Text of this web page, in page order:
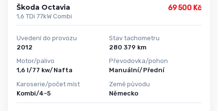
Škoda Octavia
1,6 TDi 77kW Combi
69 500 Kč
Uvedení do provozu
2012
Motor/palivo
1,6 l/77 kw/Nafta
Karoserie/počet míst
Kombi/4-5
Stav tachometru
280 379 km
Převodovka/pohon
Manuální/Přední
Země původu
Německo